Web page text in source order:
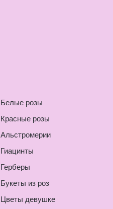
Белые розы
Красные розы
Альстромерии
Гиацинты
Герберы
Букеты из роз
Цветы девушке